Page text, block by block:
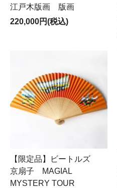
江戸木版画 版画
220,000円(税込)
【限定品】ビートルズ
京扇子 MAGIAL
MYSTERY TOUR